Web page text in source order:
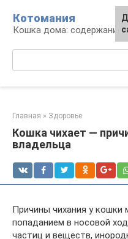
контенту
Котомания
Кошка дома: содержание
Главная » Здоровье
Кошка чихает —
владельца
Причины чихания у
попаданием в носовой
частиц и веществ,